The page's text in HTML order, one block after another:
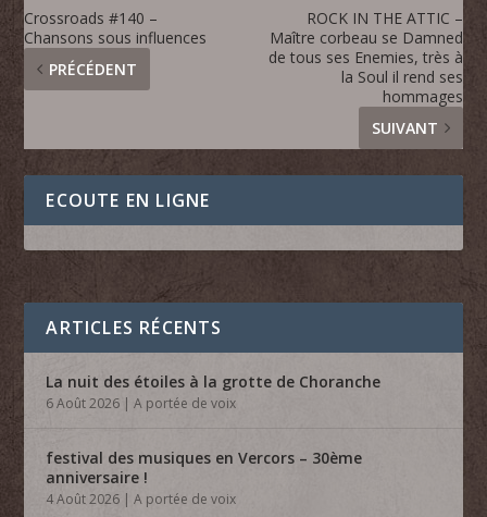
Crossroads #140 –
Chansons sous influences
PRÉCÉDENT
ROCK IN THE ATTIC –
Maître corbeau se Damned
de tous ses Enemies, très à
la Soul il rend ses
hommages
SUIVANT
ECOUTE EN LIGNE
ARTICLES RÉCENTS
La nuit des étoiles à la grotte de Choranche
6 Août 2026 |A portée de voix
festival des musiques en Vercors – 30ème
anniversaire !
4 Août 2026 |A portée de voix